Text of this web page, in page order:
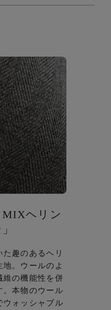
MIXヘリン
趣のあるヘリ
。 ウールのよ
維の機能性を併
。本物のウール
ウォッシャブル